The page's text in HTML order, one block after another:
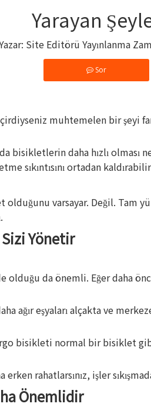
Yarayan
Site Editörü Yayınlanma
Sor
muhtemelen bir
daha hızlı
sıkıntısını ortadan
varsayar. Değil. Tam
Sizi Yönetir
olduğu da önemli. Eğer daha
ağır eşyaları alçakta ve
bisikleti normal bir bisiklet
rahatlarsınız, işler
Önemlidir